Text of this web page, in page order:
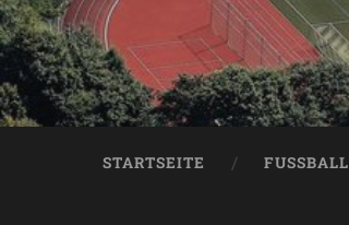
STARTSEITE FUSSBALL